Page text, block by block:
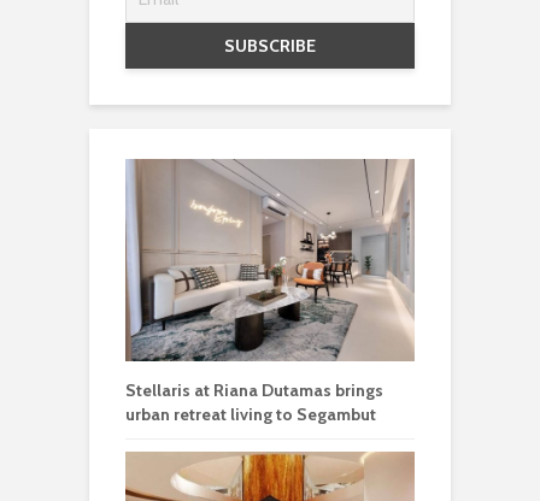
Stellaris at Riana Dutamas brings
urban retreat living to Segambut